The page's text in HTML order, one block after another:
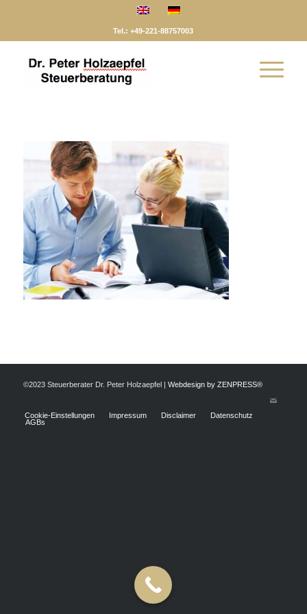
Tel.: +49-221-88757003
©2023 Steuerberater Dr. Peter Holzaepfel | Webdesign by ZENPRESS®
Cookie-Einstellungen Impressum Disclaimer
Datenschutz
AGBs